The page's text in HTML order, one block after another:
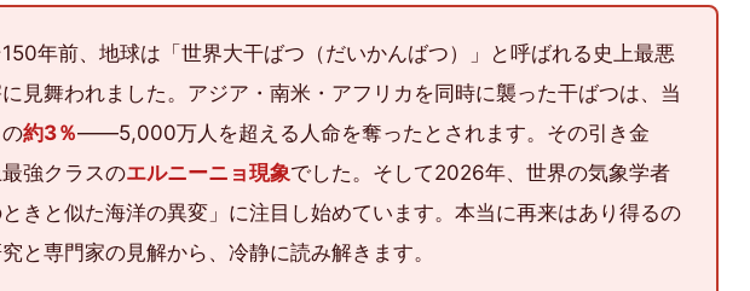
年前、地球は「世界大干ばつ（だいかんばつ）」と呼ばれる史上最悪
見舞われました。アジア・南米・アフリカを同時に襲った干ばつは、当
約3％――5,000万人を超える人命を奪ったとされます。その引き金
強クラスのエルニーニョ現象でした。そして2026年、世界の気象学者
きと似た海洋の異変」に注目し始めています。本当に再来はあり得るの
と専門家の見解から、冷静に読み解きます。